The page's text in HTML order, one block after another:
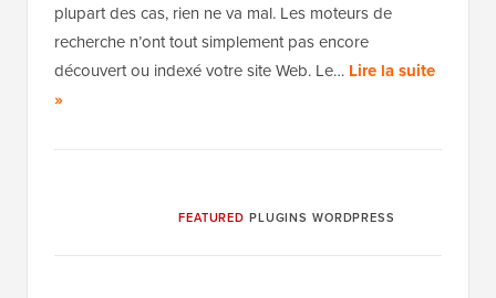
plupart des cas, rien ne va mal. Les moteurs de
recherche n’ont tout simplement pas encore
découvert ou indexé votre site Web. Le… Lire la suite
»
FEATURED PLUGINS WORDPRESS